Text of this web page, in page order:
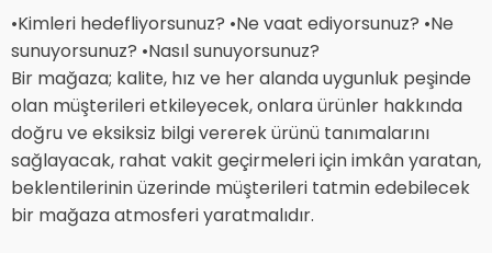
•Kimleri hedefliyorsunuz? •Ne vaat ediyorsunuz? •Ne
sunuyorsunuz? •Nasıl sunuyorsunuz?
Bir mağaza; kalite, hız ve her alanda uygunluk peşinde
olan müşterileri etkileyecek, onlara ürünler hakkında
doğru ve eksiksiz bilgi vererek ürünü tanımalarını
sağlayacak, rahat vakit geçirmeleri için imkân yaratan,
beklentilerinin üzerinde müşterileri tatmin edebilecek
bir mağaza atmosferi yaratmalıdır.